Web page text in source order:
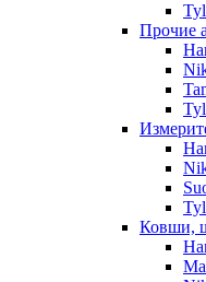
Прочие
Ковши,